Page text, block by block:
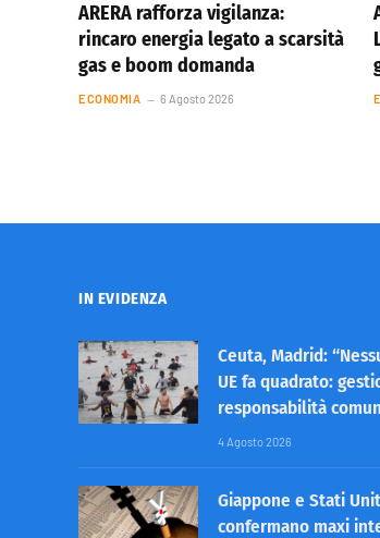
ARERA rafforza vigilanza:
rincaro energia legato a scarsità
gas e boom domanda
ECONOMIA 6 Agosto 2026
IN EVIDENZA
Ceuta, Madrid:
UE fa quadrato:
responsabilità
4 Agosto 2026
Giappone e Stati
confermano maxi